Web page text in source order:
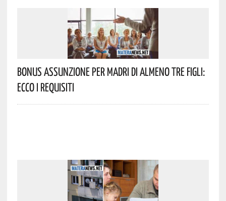
Bonus Assunzione Per Madri Di Almeno Tre Figli:
Ecco I Requisiti